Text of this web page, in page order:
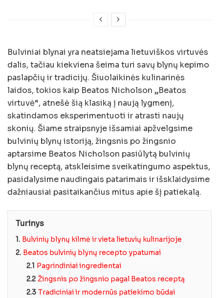
Bulviniai blynai yra neatsiejama lietuviškos virtuvės
dalis, tačiau kiekviena šeima turi savų blynų kepimo
paslapčių ir tradicijų. Šiuolaikinės kulinarinės
laidos, tokios kaip Beatos Nicholson „Beatos
virtuvė“, atnešė šią klasiką į naują lygmenį,
skatindamos eksperimentuoti ir atrasti naujų
skonių. Šiame straipsnyje išsamiai apžvelgsime
bulvinių blynų istoriją, žingsnis po žingsnio
aptarsime Beatos Nicholson pasiūlytą bulvinių
blynų receptą, atskleisime sveikatingumo aspektus,
pasidalysime naudingais patarimais ir išsklaidysime
dažniausiai pasitaikančius mitus apie šį patiekalą.
Turinys
1. Bulvinių blynų kilmė ir vieta lietuvių kulinarijoje
2. Beatos bulvinių blynų recepto ypatumai
2.1 Pagrindiniai ingredientai
2.2 Žingsnis po žingsnio pagal Beatos receptą
2.3 Tradiciniai ir modernūs patiekimo būdai